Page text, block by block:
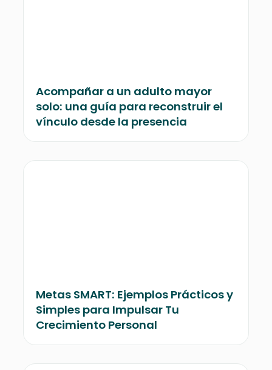
Acompañar a un adulto mayor
solo: una guía para reconstruir el
vínculo desde la presencia
Metas SMART: Ejemplos Prácticos y
Simples para Impulsar Tu
Crecimiento Personal